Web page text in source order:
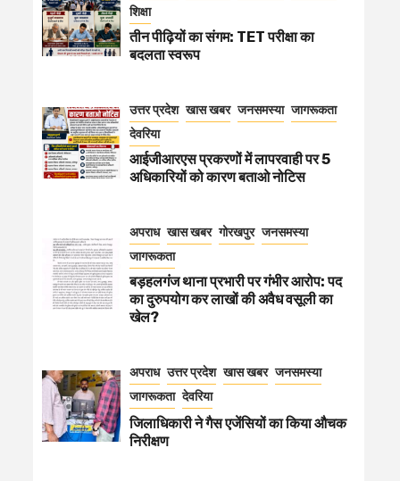
शिक्षा
तीन पीढ़ियों का संगम: TET परीक्षा का
बदलता स्वरूप
उत्तर प्रदेश खास खबर जनसमस्या जागरूकता
देवरिया
आईजीआरएस प्रकरणों में लापरवाही पर 5
अधिकारियों को कारण बताओ नोटिस
अपराध खास खबर गोरखपुर जनसमस्या
जागरूकता
बड़हलगंज थाना प्रभारी पर गंभीर आरोप: पद
का दुरुपयोग कर लाखों की अवैध वसूली का
खेल?
अपराध उत्तर प्रदेश खास खबर जनसमस्या
जागरूकता देवरिया
जिलाधिकारी ने गैस एजेंसियों का किया औचक
निरीक्षण